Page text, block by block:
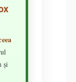
și